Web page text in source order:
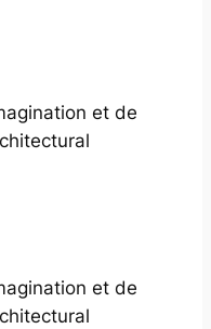
et de
et de